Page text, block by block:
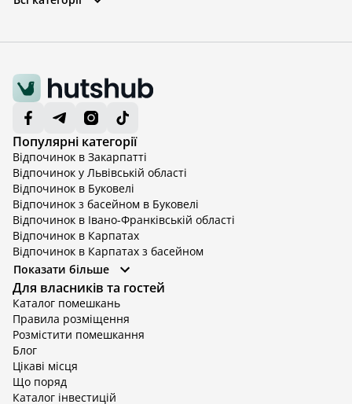
Популярні категорії
Відпочинок в Закарпатті
Відпочинок у Львівській області
Відпочинок в Буковелі
Відпочинок з басейном в Буковелі
Відпочинок в Івано-Франківській області
Відпочинок в Карпатах
Відпочинок в Карпатах з басейном
Відпочинок в Київській області
Відпочинок в Київській області з басейном
Відпочинок в Тернопільській області
Відпочинок у Вінницькій області
Відпочинок в Яремче
Відпочинок у Львівській області з басейном
Відпочинок з басейном в Тернопільській області
Показати більше
Для власників та гостей
Каталог помешкань
Правила розміщення
Розмістити помешкання
Блог
Цікаві місця
Що поряд
Каталог інвестицій